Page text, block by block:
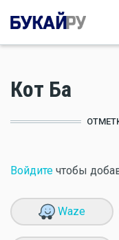
Кот Ба
Войдите чтобы
Waze